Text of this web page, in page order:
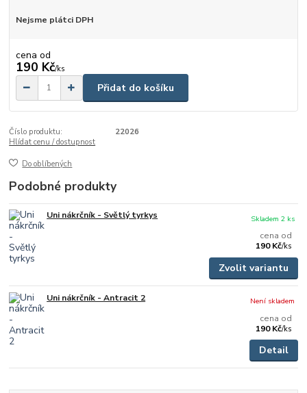
Nejsme plátci DPH
cena od
190 Kč/ks
Přidat do košíku
Číslo produktu:
22026
Hlídat cenu / dostupnost
Do oblíbených
Podobné produkty
Uni nákrčník - Světlý tyrkys
cena od
190 Kč/ks
Skladem 2 ks
Zvolit variantu
Uni nákrčník - Antracit 2
cena od
190 Kč/ks
Není skladem
Detail